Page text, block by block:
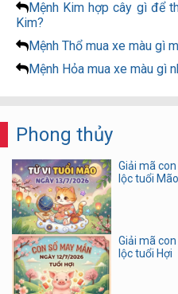
Mệnh Kim hợp cây gì để
Kim?
Mệnh Thổ mua xe màu gì
Mệnh Hỏa mua xe màu gì
Phong thủy
Giải mã
lộc tuổi Mão
Giải mã
lộc tuổi Hợi